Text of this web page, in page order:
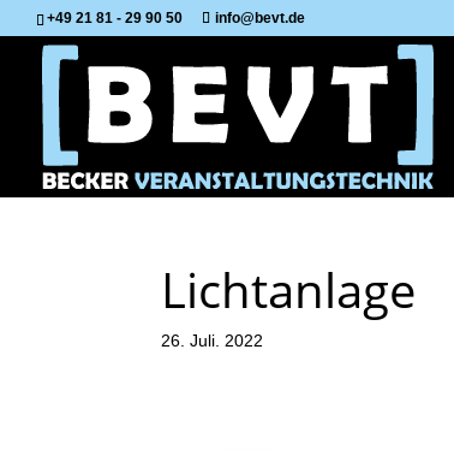
+49 21 81 - 29 90 50 info@bevt.de
Lichtanlage
26. Juli. 2022